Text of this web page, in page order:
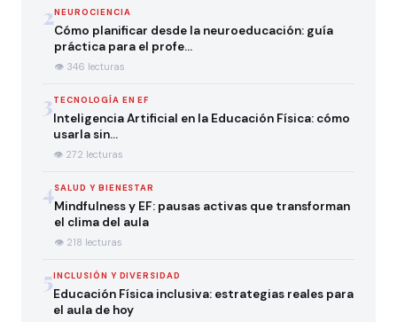
2NEUROCIENCIA
Cómo planificar desde la neuroeducación: guía
práctica para el profe…
👁 346 lecturas
3TECNOLOGÍA EN EF
Inteligencia Artificial en la Educación Física: cómo
usarla sin…
👁 272 lecturas
4SALUD Y BIENESTAR
Mindfulness y EF: pausas activas que transforman
el clima del aula
👁 218 lecturas
5INCLUSIÓN Y DIVERSIDAD
Educación Física inclusiva: estrategias reales para
el aula de hoy